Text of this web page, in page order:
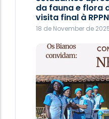
da fauna e flora
visita final à
18 de November de